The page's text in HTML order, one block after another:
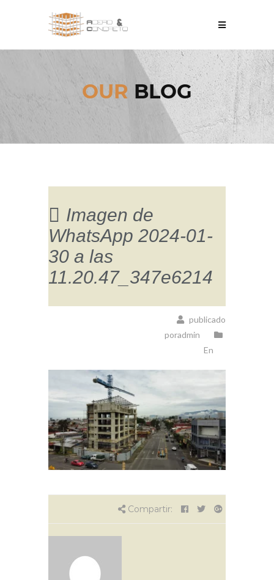
OUR BLOG
Imagen de
WhatsApp 2024-01-
30 a las
11.20.47_347e6214
publicado
poradmin
En
Compartir: